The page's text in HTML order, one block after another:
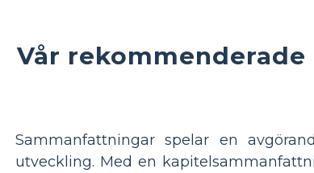
Vår
Sammanfattningar spelar en
utveckling. Med en